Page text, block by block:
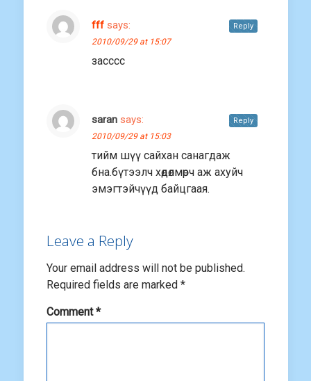
fff says:
2010/09/29 at 15:07
засссс
Reply
saran says:
2010/09/29 at 15:03
тийм шүү сайхан санагдаж
бна.бүтээлч хөдөлмөрч аж ахуйч
эмэгтэйчүүд байцгаая.
Reply
Leave a Reply
Your email address will not be published.
Required fields are marked *
Comment*